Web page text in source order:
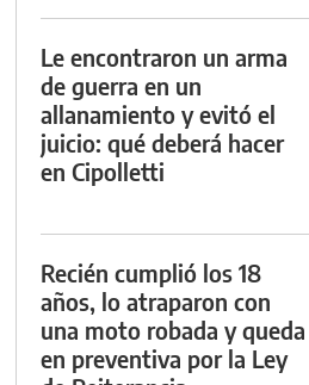
Le encontraron un arma
de guerra en un
allanamiento y evitó el
juicio: qué deberá hacer
en Cipolletti
Recién cumplió los 18
años, lo atraparon con
una moto robada y queda
en preventiva por la Ley